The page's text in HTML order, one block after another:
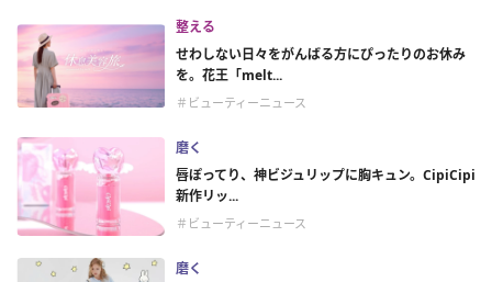
整える
せわしない日々をがんばる方にぴったりのお休み
を。花王「melt...
＃ビューティーニュース
磨く
唇ぽってり、神ビジュリップに胸キュン。CipiCipi
新作リッ...
＃ビューティーニュース
磨く